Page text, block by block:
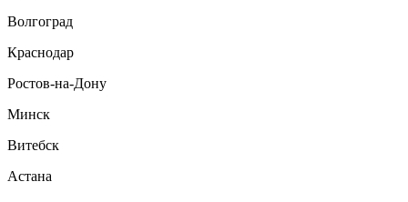
Волгоград
Краснодар
Ростов-на-Дону
Минск
Витебск
Астана